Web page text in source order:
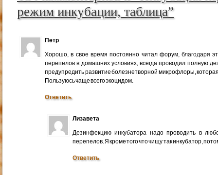
режим инкубации, таблица”
Петр
Хорошо, в свое время постоянно читал форум, благодаря
перепелов в домашних условиях, всегда проводил полную
предупредить развитие болезнетворной микрофлоры,
Пользуюсь чаще всего экоцидом.
Ответить
Лизавета
Дезинфекцию инкубатора надо проводить в
перепелов. Я кроме того что чищу так инкубатор,
Ответить